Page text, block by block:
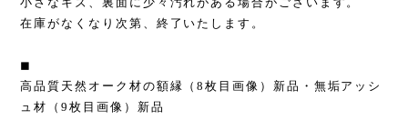
在庫がなくなり次第、終了いたします。
◼︎
高品質天然オーク材の額縁（8枚目画像）新品・無垢アッシ
ュ材（9枚目画像）新品